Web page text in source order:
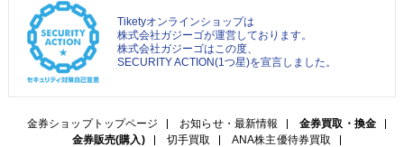
Tiketyオンラインショップは
株式会社ガジーゴが運営しております。
株式会社ガジーゴはこの度、
SECURITY ACTION(1つ星)を宣言しました。
金券ショップトップページ お知らせ・最新情報
金券買取・換金
金券販売(購入)
切手買取
ANA株主優待券買取